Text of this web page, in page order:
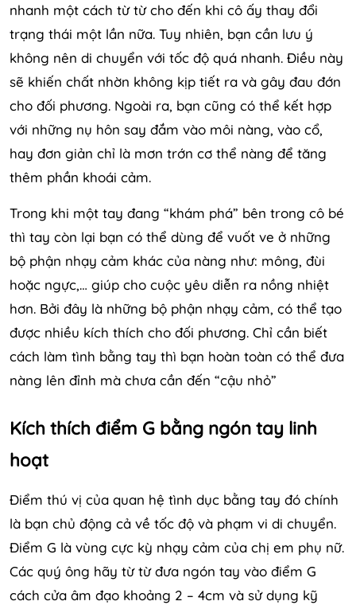
nhanh một cách từ từ cho đến khi cô ấy thay đổi
trạng thái một lần nữa. Tuy nhiên, bạn cần lưu ý
không nên di chuyển với tốc độ quá nhanh. Điều này
sẽ khiến chất nhờn không kịp tiết ra và gây đau đớn
cho đối phương. Ngoài ra, bạn cũng có thể kết hợp
với những nụ hôn say đắm vào môi nàng, vào cổ,
hay đơn giản chỉ là mơn trớn cơ thể nàng để tăng
thêm phần khoái cảm.
Trong khi một tay đang “khám phá” bên trong cô bé
thì tay còn lại bạn có thể dùng để vuốt ve ở những
bộ phận nhạy cảm khác của nàng như: mông, đùi
hoặc ngực,… giúp cho cuộc yêu diễn ra nồng nhiệt
hơn. Bởi đây là những bộ phận nhạy cảm, có thể tạo
được nhiều kích thích cho đối phương. Chỉ cần biết
cách làm tình bằng tay thì bạn hoàn toàn có thể đưa
nàng lên đỉnh mà chưa cần đến “cậu nhỏ”
Kích thích điểm G bằng ngón tay linh
hoạt
Điểm thú vị của quan hệ tình dục bằng tay đó chính
là bạn chủ động cả về tốc độ và phạm vi di chuyển.
Điểm G là vùng cực kỳ nhạy cảm của chị em phụ nữ.
Các quý ông hãy từ từ đưa ngón tay vào điểm G
cách cửa âm đạo khoảng 2 – 4cm và sử dụng kỹ